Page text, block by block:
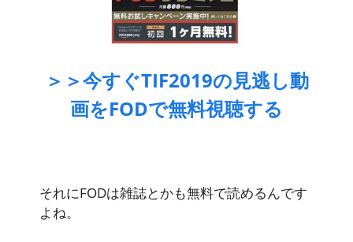
＞＞今すぐTIF2019の見逃し動
画をFODで無料視聴する
それにFODは雑誌とかも無料で読めるんです
よね。